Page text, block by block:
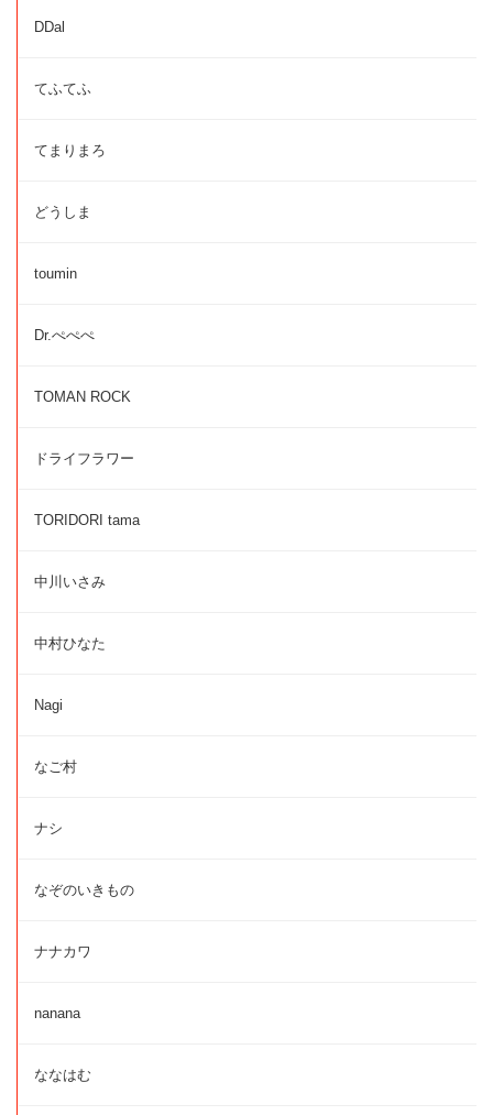
DDal
てふてふ
てまりまろ
どうしま
toumin
Dr.ぺぺぺ
TOMAN ROCK
ドライフラワー
TORIDORI tama
中川いさみ
中村ひなた
Nagi
なご村
ナシ
なぞのいきもの
ナナカワ
nanana
ななはむ